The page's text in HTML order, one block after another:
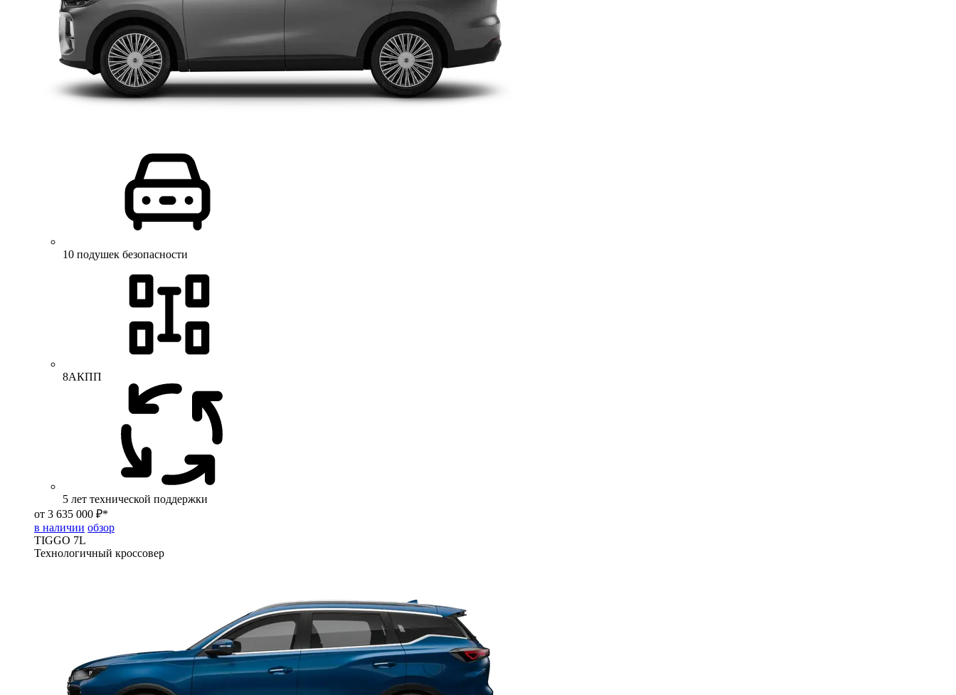
10 подушек безопасности
8АКПП
5 лет технической поддержки
от 3 635 000 ₽*
в наличии обзор
TIGGO 7L
Технологичный кроссовер